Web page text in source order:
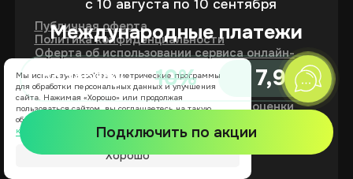
Мы используем cookies и метрические программы
для обработки персональных данных и улучшения
сайта. Нажимая «Хорошо» или продолжая
пользоваться сайтом, вы соглашаетесь на такую
обработку. Подробнее — в
конфиденциальности.
Хорошо